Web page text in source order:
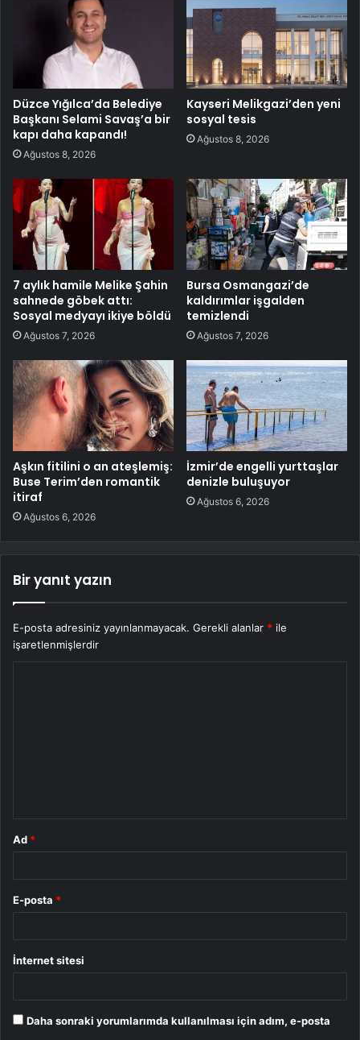
Düzce Yığılca’da Belediye
Başkanı Selami Savaş’a bir
kapı daha kapandı!
Ağustos 8, 2026
Kayseri Melikgazi’den yeni
sosyal tesis
Ağustos 8, 2026
7 aylık hamile Melike Şahin
sahnede göbek attı:
Sosyal medyayı ikiye böldü
Ağustos 7, 2026
Bursa Osmangazi’de
kaldırımlar işgalden
temizlendi
Ağustos 7, 2026
Aşkın fitilini o an ateşlemiş:
Buse Terim’den romantik
itiraf
Ağustos 6, 2026
İzmir’de engelli yurttaşlar
denizle buluşuyor
Ağustos 6, 2026
Bir yanıt yazın
E-posta adresiniz yayınlanmayacak. Gerekli alanlar * ile
işaretlenmişlerdir
Ad *
E-posta *
İnternet sitesi
Daha sonraki yorumlarımda kullanılması için adım, e-posta